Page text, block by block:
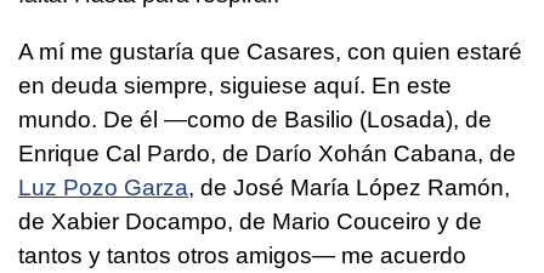
A mí me gustaría que Casares, con quien estaré
en deuda siempre, siguiese aquí. En este
mundo. De él —como de Basilio (Losada), de
Enrique Cal Pardo, de Darío Xohán Cabana, de
Luz Pozo Garza, de José María López Ramón,
de Xabier Docampo, de Mario Couceiro y de
tantos y tantos otros amigos— me acuerdo